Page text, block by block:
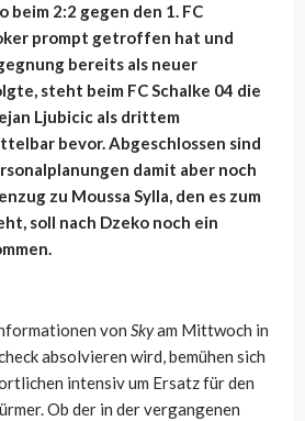
beim 2:2 gegen den 1. FC
prompt getroffen hat und
bereits als neuer
steht beim FC Schalke 04 die
Ljubicic als drittem
bevor. Abgeschlossen sind
damit aber noch
zu Moussa Sylla, den es zum
soll nach Dzeko noch ein
von Skyam Mittwoch in
absolvieren wird, bemühen sich
intensiv um Ersatz für den
Ob der in der vergangenen